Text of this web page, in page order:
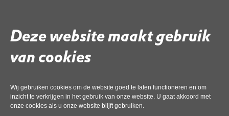
Deze website maakt gebruik
van cookies
Wij gebruiken cookies om de website goed te laten functioneren en om
inzicht te verkrijgen in het gebruik van onze website. U gaat akkoord met
onze cookies als u onze website blijft gebruiken.